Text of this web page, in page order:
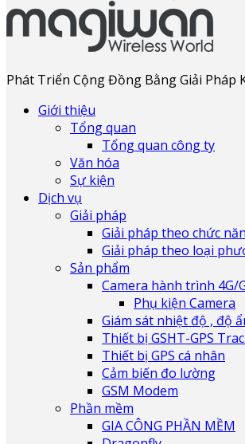
Phát Triển Cộng Đồng Bằng Giải Pháp
Giới thiệu
Tổng quan
Tổng quan công ty
Văn hóa
Sự kiện
Dịch vụ
Giải pháp
Giải pháp theo chức
Giải pháp theo loại
Sản phẩm
Camera hành trình 4G/
Phụ kiện Camera
Giám sát nhiệt độ , độ
Thiết bị GSHT-GPS
Thiết bị GPS cá nhân
Cảm biến đo lường
GSM Modem
Phần mềm
GIA CÔNG PHẦN MỀM